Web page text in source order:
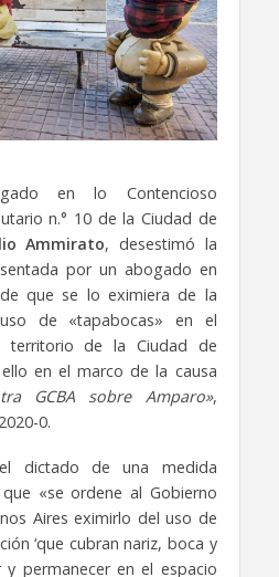
en lo Contencioso
n.° 10 de la Ciudad de
Ammirato, desestimó la
por un abogado en
que se lo eximiera de la
de «tapabocas» en el
territorio de la Ciudad de
en el marco de la causa
GCBA sobre Amparo»,
0.
dictado de una medida
«se ordene al Gobierno
Aires eximirlo del uso de
‘que cubran nariz, boca y
y permanecer en el espacio